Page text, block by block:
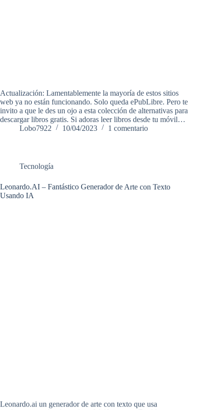
Actualización: Lamentablemente la mayoría de estos sitios
web ya no están funcionando. Solo queda ePubLibre. Pero te
invito a que le des un ojo a esta colección de alternativas para
descargar libros gratis. Si adoras leer libros desde tu móvil…
Lobo7922
10/04/2023 1 comentario
Tecnología
Leonardo.AI – Fantástico Generador de Arte con Texto
Usando IA
Leonardo.ai un generador de arte con texto que usa